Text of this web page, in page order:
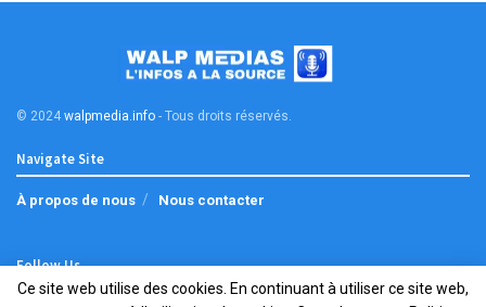
© 2024 walpmedia.info - Tous droits réservés.
Navigate Site
À propos de nous Nous contacter
Follow Us
Ce site web utilise des cookies. En continuant à utiliser ce site web,